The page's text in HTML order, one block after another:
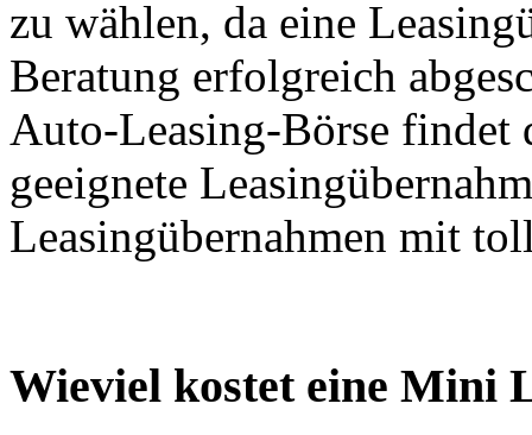
zu wählen, da eine
Beratung erfolgreich
Auto-Leasing-Börse findet
geeignete
Leasingübernahmen mit
Wieviel kostet eine Mini